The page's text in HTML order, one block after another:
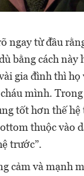
ngay từ đầu
bằng cách này
gia đình thì họ
mình.
tốt hơn thế
thuộc vào
trước”.
cảm và mạnh